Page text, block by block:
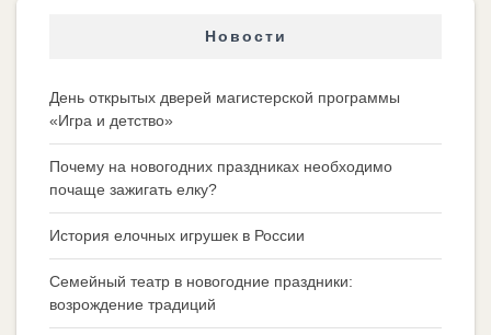
Новости
День открытых дверей магистерской программы
«Игра и детство»
Почему на новогодних праздниках необходимо
почаще зажигать елку?
История елочных игрушек в России
Семейный театр в новогодние праздники:
возрождение традиций